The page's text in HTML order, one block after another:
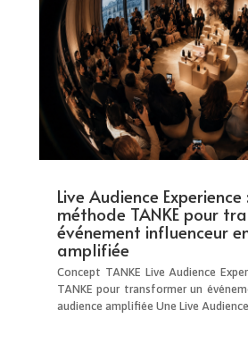
Live Audience Experience
méthode TANKE pour
événement influenceur
amplifiée
Concept TANKE Live Audience
TANKE pour transformer un
audience amplifiée Une Live Audience